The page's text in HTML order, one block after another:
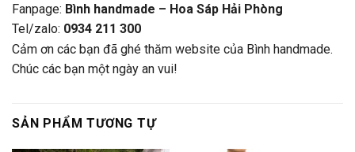
Fanpage: Bình handmade – Hoa Sáp Hải Phòng
Tel/zalo: 0934 211 300
Cảm ơn các bạn đã ghé thăm website của Bình handmade.
Chúc các bạn một ngày an vui!
SẢN PHẨM TƯƠNG TỰ